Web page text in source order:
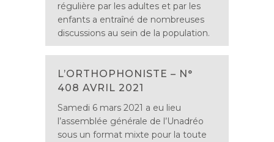
régulière par les adultes et par les
enfants a entraîné de nombreuses
discussions au sein de la population.
L’ORTHOPHONISTE – N°
408 AVRIL 2021
Samedi 6 mars 2021 a eu lieu
l’assemblée générale de l’Unadréo
sous un format mixte pour la toute